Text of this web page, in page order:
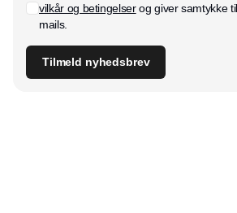
vilkår og betingelserog giver samtykke
mails.
Tilmeld nyhedsbrev